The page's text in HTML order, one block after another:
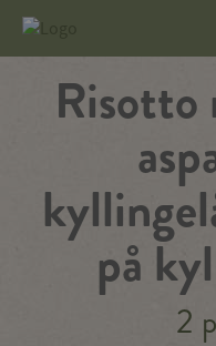
Risotto
på
2